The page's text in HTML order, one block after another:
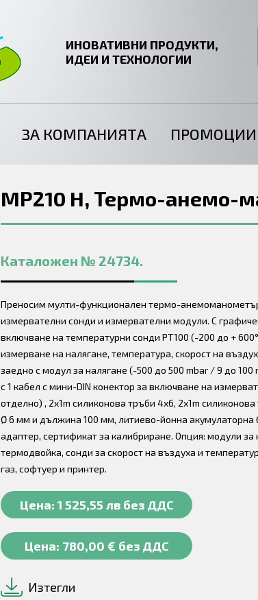
ИНОВАТИВНИ ПРОДУКТИ,
ИДЕИ И ТЕХНОЛОГИИ
ЗА КОМПАНИЯТА ПРОМОЦИИ
MP210 H, Термо-анемо-
Каталожен № 24734.
Преносим мулти-функционален термо-
измервателни сонди и измервателни модули. С
включване на температурни сонди PT100 (-200 до +
измерване на налягане, температура, скорост на
заедно с модул за налягане (-500 до 500 mbar / 9 до
с 1 кабел с мини-DIN конектор за включване на
отделно) , 2x1m силиконова тръби 4x6, 2x1m
Ø 6 мм и дължина 100 мм, литиево-йонна акумулаторна
адаптер, сертификат за калибриране. Опция: модули за
термодвойка, сонди за скорост на въздуха и
газ, софтуер и принтер.
Цена: 1 525,55 лв без ДДС
Цена: 780,00 € без ДДС
Изтегли